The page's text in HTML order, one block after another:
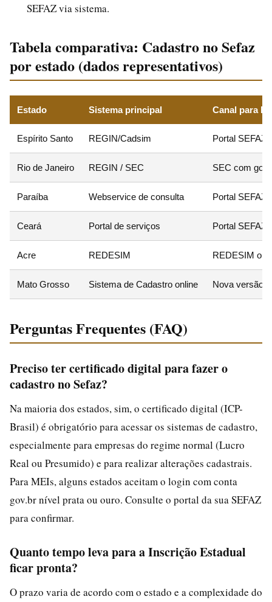
SEFAZ via sistema.
Tabela comparativa: Cadastro no Sefaz
por estado (dados representativos)
Estado Sistema principal Canal para
Espírito Santo REGIN/Cadsim Portal SEFAZ
Rio de Janeiro REGIN / SEC SEC com
Paraíba Webservice de consulta Portal SEFAZ
Ceará Portal de serviços Portal SEFAZ
Acre REDESIM REDESIM ou
Mato Grosso Sistema de Cadastro online Nova versão
Perguntas Frequentes (FAQ)
Preciso ter certificado digital para fazer o
cadastro no Sefaz?
Na maioria dos estados, sim, o certificado digital (ICP-
Brasil) é obrigatório para acessar os sistemas de cadastro,
especialmente para empresas do regime normal (Lucro
Real ou Presumido) e para realizar alterações cadastrais.
Para MEIs, alguns estados aceitam o login com conta
gov.br nível prata ou ouro. Consulte o portal da sua SEFAZ
para confirmar.
Quanto tempo leva para a Inscrição Estadual
ficar pronta?
O prazo varia de acordo com o estado e a complexidade do